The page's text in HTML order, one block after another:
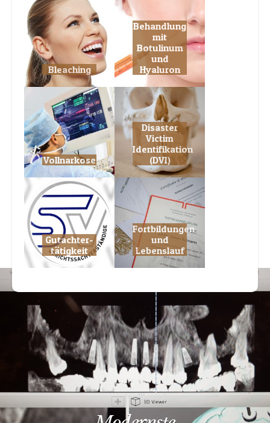
Bleaching
Hyaluron
Vollnarkose
Disaster
Victim
Identifikation
(DVI)
Gutachter­
tätigkeit
Fortbildungen
und
Lebenslauf
Modernste
Implantationstechnik